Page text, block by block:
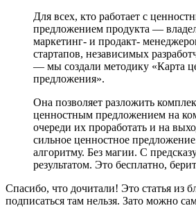
Для всех, кто работает с
предложением продукта —
маркетинг- и продакт-
стартапов, независимых
— мы создали методику «Карта
предложения».
Она позволяет разложить
ценностным предложением на
очереди их проработать и на
сильное ценностное
алгоритму. Без магии. С
результатом. Это бесплатно,
Спасибо, что дочитали! Это статья из
подписаться там нельзя. Зато можно